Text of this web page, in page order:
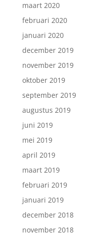
maart 2020
februari 2020
januari 2020
december 2019
november 2019
oktober 2019
september 2019
augustus 2019
juni 2019
mei 2019
april 2019
maart 2019
februari 2019
januari 2019
december 2018
november 2018